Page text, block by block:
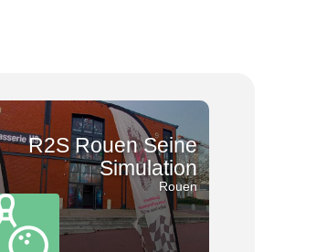
R2S Rouen Seine
Simulation
Rouen